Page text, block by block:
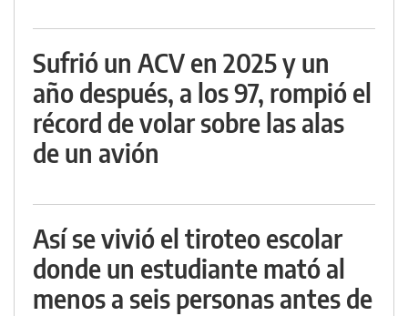
Sufrió un ACV en 2025 y un
año después, a los 97, rompió el
récord de volar sobre las alas
de un avión
Así se vivió el tiroteo escolar
donde un estudiante mató al
menos a seis personas antes de